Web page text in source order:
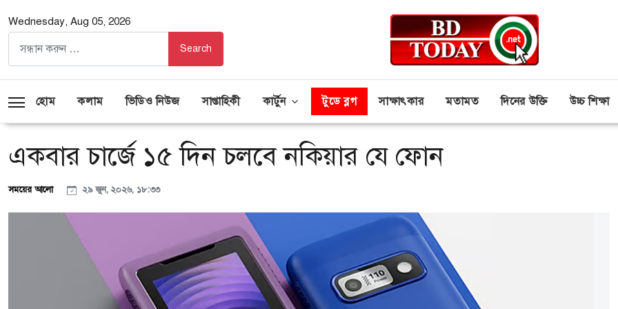
Wednesday, Aug 05, 2026
হোম কলাম ভিডিও নিউজ সাপ্তাহিকী কার্টুন টুডে ব্লগ সাক্ষাৎকার মতামত দিনের উক্তি উচ্চ শিক্ষা
একবার চার্জে ১৫ দিন চলবে নকিয়ার যে ফোন
সময়ের আলো ২৯ জুন, ২০২৬, ১৮:৩৩